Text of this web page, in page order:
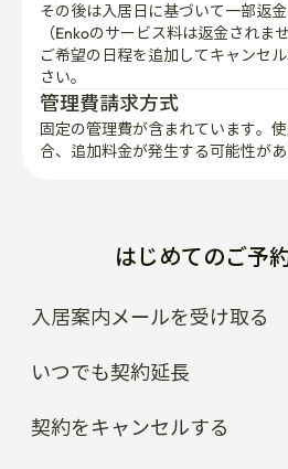
その後は入居日に基づいて一部返金
（Enkoのサービス料は返金されませ
ご希望の日程を追加してキャンセ
さい。
管理費請求方式
固定の管理費が含まれています。
合、追加料金が発生する可能性があ
はじめてのご予
入居案内メールを受け取る
いつでも契約延長
契約をキャンセルする